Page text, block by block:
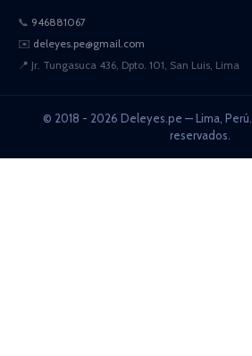
📞 946881067
✉️ deleyes.pe@gmail.com
📍 Jr. Tungasuca 436, Dpto. 101, San Luis, Lima
© 2018 - 2026 Deleyes.pe — Lima,
reservados.